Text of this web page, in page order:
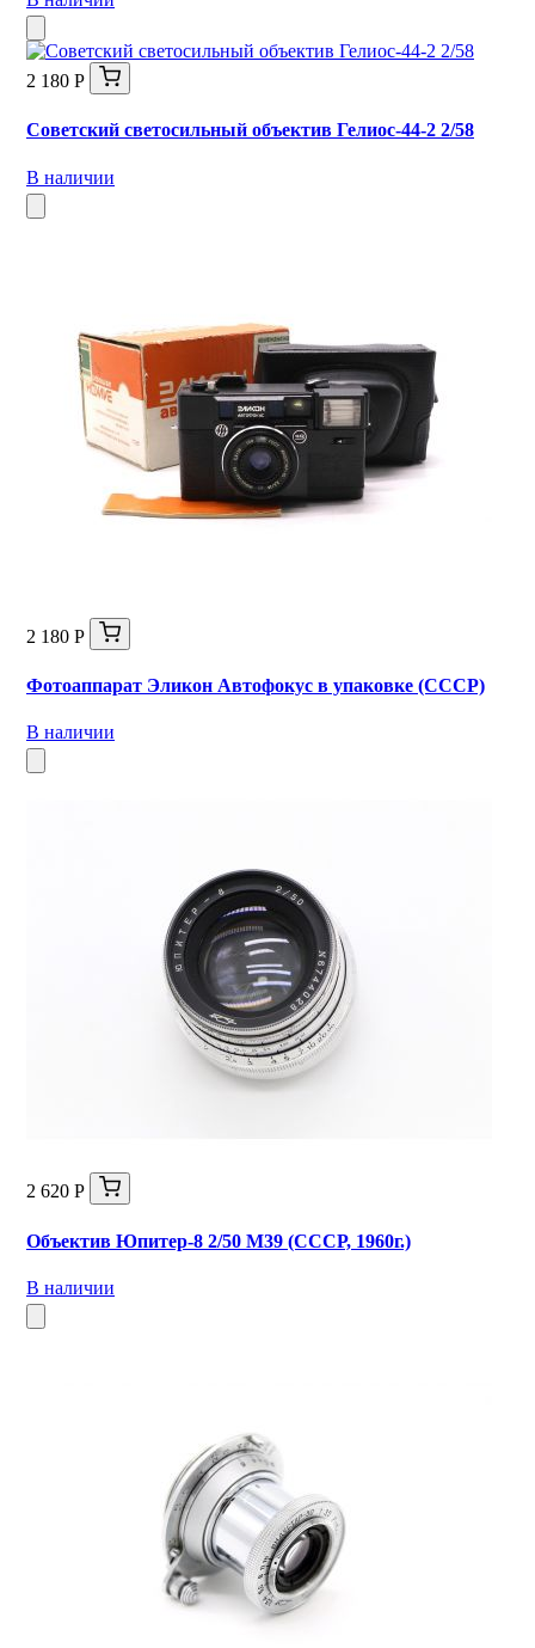
2 180 Р
Советский светосильный объектив Гелиос-44-2 2/58
В наличии
2 180 Р
Фотоаппарат Эликон Автофокус в упаковке (СССР)
В наличии
2 620 Р
Объектив Юпитер-8 2/50 М39 (СССР, 1960г.)
В наличии